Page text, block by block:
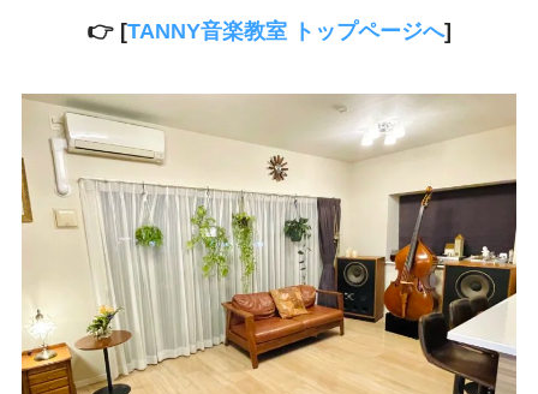
👉 [TANNY音楽教室 トップページへ]